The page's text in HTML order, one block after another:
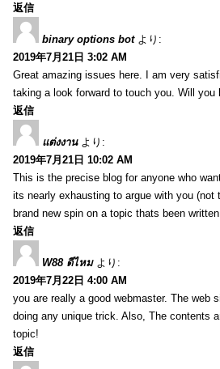
返信
binary options bot より:
2019年7月21日 3:02 AM
Great amazing issues here. I am very
taking a look forward to touch you. Will you
返信
แต่งงาน より:
2019年7月21日 10:02 AM
This is the precise blog for anyone who
its nearly exhausting to argue with you
brand new spin on a topic thats been
返信
W88 ดีไหม より:
2019年7月22日 4:00 AM
you are really a good webmaster. The web
doing any unique trick. Also, The contents
topic!
返信